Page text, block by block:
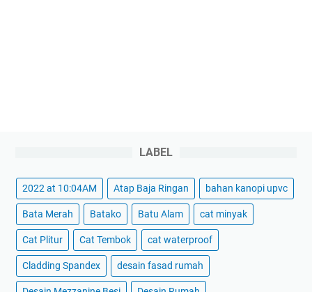
LABEL
2022 at 10:04AM Atap Baja Ringan bahan kanopi upvc
Bata Merah Batako Batu Alam cat minyak
Cat Plitur Cat Tembok cat waterproof
Cladding Spandex desain fasad rumah